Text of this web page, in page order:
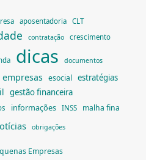
aposentadoria
CLT
contratação crescimento
dicas documentos
empresas esocial estratégias
gestão financeira
informações INSS malha fina
obrigações
Empresas